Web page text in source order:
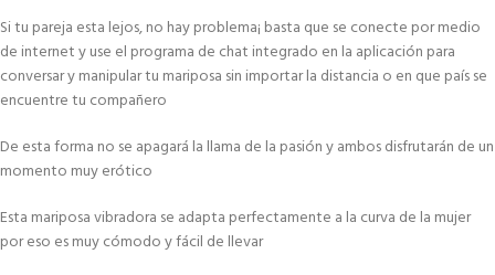
Si tu pareja esta lejos, no hay problema¡ basta que se conecte por medio
de internet y use el programa de chat integrado en la aplicación para
conversar y manipular tu mariposa sin importar la distancia o en que país se
encuentre tu compañero
De esta forma no se apagará la llama de la pasión y ambos disfrutarán de un
momento muy erótico
Esta mariposa vibradora se adapta perfectamente a la curva de la mujer
por eso es muy cómodo y fácil de llevar